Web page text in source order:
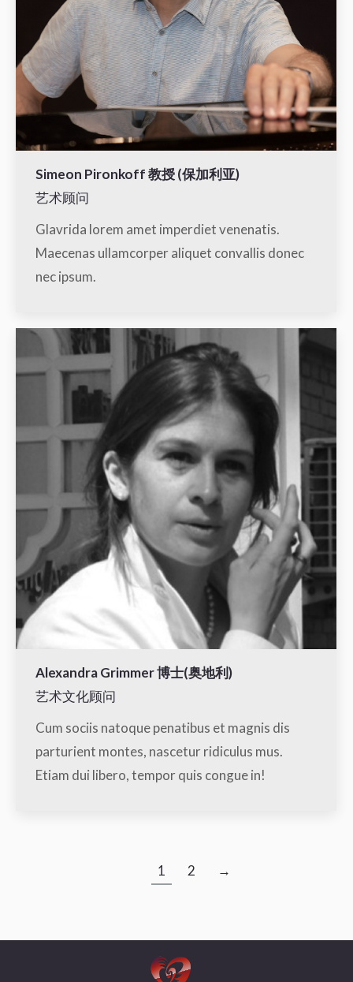
Simeon Pironkoff 教授 (保加利亚)
艺术顾问
Glavrida lorem amet imperdiet venenatis.
Maecenas ullamcorper aliquet convallis donec
nec ipsum.
Alexandra Grimmer 博士(奥地利)
艺术文化顾问
Cum sociis natoque penatibus et magnis dis
parturient montes, nascetur ridiculus mus.
Etiam dui libero, tempor quis congue in!
1 2 →